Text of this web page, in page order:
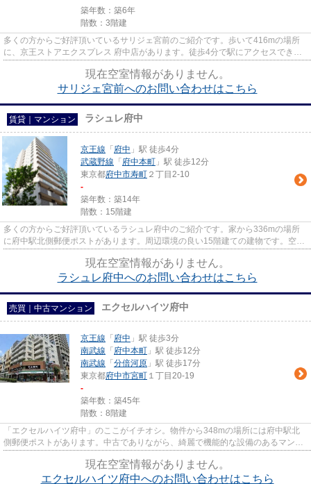
築年数：築6年
階数：3階建
多くの方からご好評頂いているサリジェ宮前のご紹介です。歩いて416mの場所
に、京王ストアエクスプレス 府中店があります。徒歩4分で駅にアクセスできる
現在空室情報がありません。
サリジェ宮前へのお問い合わせはこちら
賃貸｜マンション ラシュレ府中
京王線 「 府中 」駅 徒歩4分
武蔵野線 「 府中本町 」駅 徒歩12分
東京都府中市寿町 ２丁目2-10
-
築年数：築14年
階数：15階建
多くの方からご好評頂いているラシュレ府中のご紹介です。家から336mの場所
に府中駅北側郵便ポストがあります。周辺環境の良い15階建ての建物です。空き
現在空室情報がありません。
ラシュレ府中へのお問い合わせはこちら
売買｜中古マンション エクセルハイツ府中
京王線 「 府中 」駅 徒歩3分
南武線 「 府中本町 」駅 徒歩12分
南武線 「 分倍河原 」駅 徒歩17分
東京都府中市宮町 １丁目20-19
-
築年数：築45年
階数：8階建
「エクセルハイツ府中」のここがイチオシ。物件から348mの場所には府中駅北
側郵便ポストがあります。中古でありながら、綺麗で機能的な設備のあるマンシ
現在空室情報がありません。
エクセルハイツ府中へのお問い合わせはこちら